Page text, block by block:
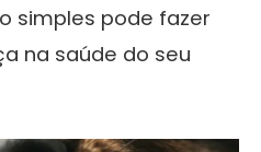
simples pode fazer
na saúde do seu